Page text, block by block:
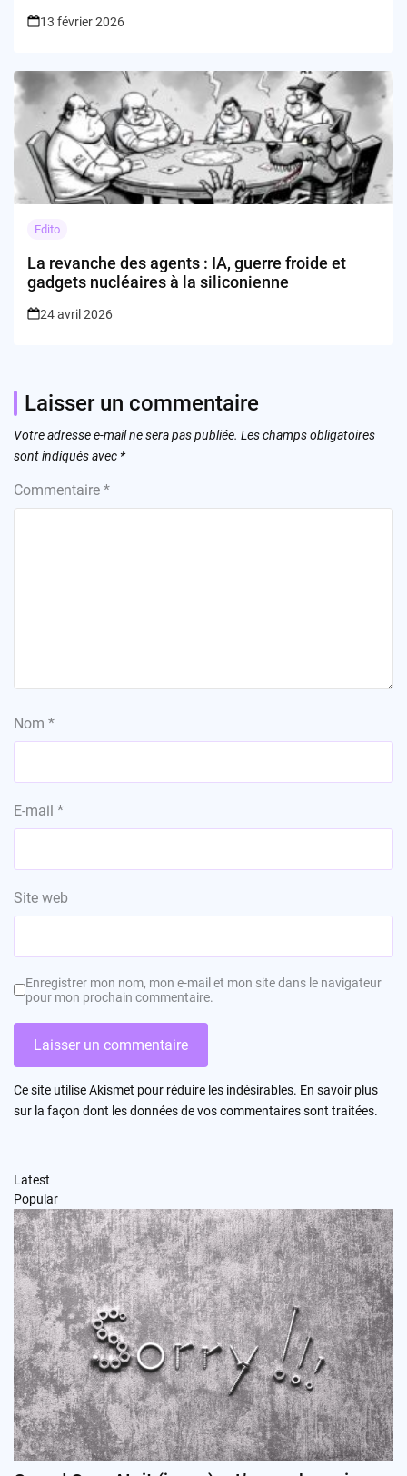
13 février 2026
Edito
La revanche des agents : IA, guerre froide et
gadgets nucléaires à la siliconienne
24 avril 2026
Laisser un commentaire
Votre adresse e-mail ne sera pas publiée. Les champs obligatoires
sont indiqués avec *
Commentaire *
Nom *
E-mail *
Site web
Enregistrer mon nom, mon e-mail et mon site dans le navigateur
pour mon prochain commentaire.
Ce site utilise Akismet pour réduire les indésirables. En savoir plus
sur la façon dont les données de vos commentaires sont traitées.
Latest
Popular